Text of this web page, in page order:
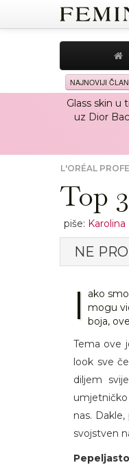
NAJNOVIJI
Glass skin u
uz Dior
L'ORÉAL
Top
piše:
NE
I ako
mogu
boja,
Tema ove
look sve
diljem
nas.
svojstven